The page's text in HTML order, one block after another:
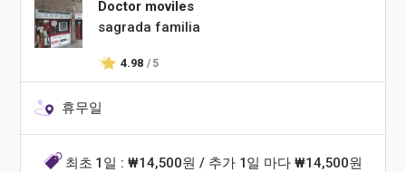
Doctor moviles
sagrada familia
4.98 / 5
휴무일
최초 1일 : ₩14,500원 / 추가 1일 마다 ₩14,500원